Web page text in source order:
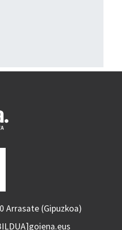
Arrasate (Gipuzkoa)